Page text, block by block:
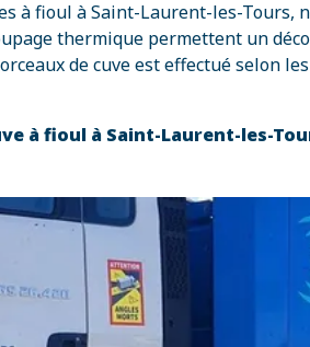
à fioul à Saint-Laurent-les-
thermique permettent un
de cuve est effectué selon
à fioul à Saint-Laurent-les-